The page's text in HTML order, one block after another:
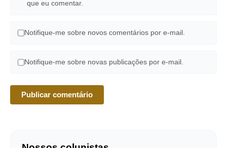
que eu comentar.
Notifique-me sobre novos comentários por e-mail.
Notifique-me sobre novas publicações por e-mail.